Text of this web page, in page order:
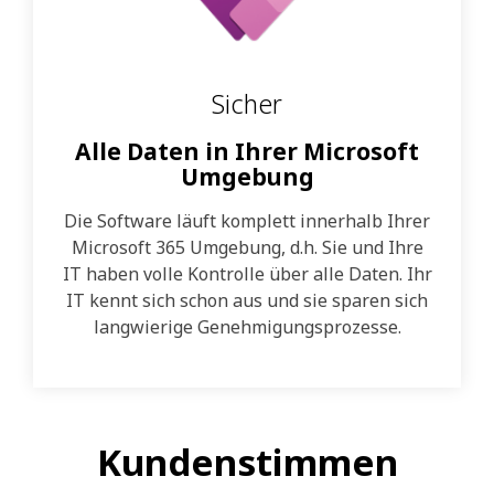
Sicher
Alle Daten in Ihrer Microsoft
Umgebung
Die Software läuft komplett innerhalb Ihrer
Microsoft 365 Umgebung, d.h. Sie und Ihre
IT haben volle Kontrolle über alle Daten. Ihr
IT kennt sich schon aus und sie sparen sich
langwierige Genehmigungsprozesse.
Kundenstimmen